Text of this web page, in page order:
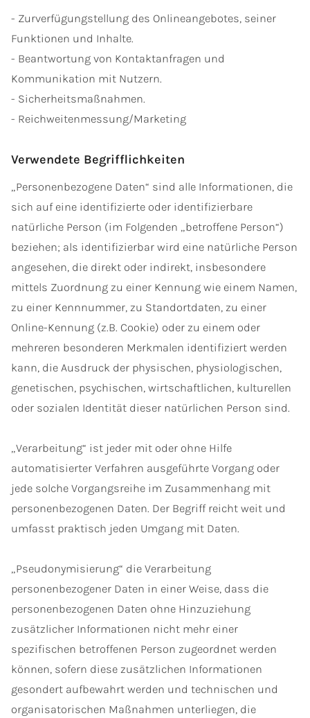
- Zurverfügungstellung des Onlineangebotes, seiner
Funktionen und Inhalte.
- Beantwortung von Kontaktanfragen und
Kommunikation mit Nutzern.
- Sicherheitsmaßnahmen.
- Reichweitenmessung/Marketing
Verwendete Begrifflichkeiten
„Personenbezogene Daten“ sind alle Informationen, die
sich auf eine identifizierte oder identifizierbare
natürliche Person (im Folgenden „betroffene Person“)
beziehen; als identifizierbar wird eine natürliche Person
angesehen, die direkt oder indirekt, insbesondere
mittels Zuordnung zu einer Kennung wie einem Namen,
zu einer Kennnummer, zu Standortdaten, zu einer
Online-Kennung (z.B. Cookie) oder zu einem oder
mehreren besonderen Merkmalen identifiziert werden
kann, die Ausdruck der physischen, physiologischen,
genetischen, psychischen, wirtschaftlichen, kulturellen
oder sozialen Identität dieser natürlichen Person sind.
„Verarbeitung“ ist jeder mit oder ohne Hilfe
automatisierter Verfahren ausgeführte Vorgang oder
jede solche Vorgangsreihe im Zusammenhang mit
personenbezogenen Daten. Der Begriff reicht weit und
umfasst praktisch jeden Umgang mit Daten.
„Pseudonymisierung“ die Verarbeitung
personenbezogener Daten in einer Weise, dass die
personenbezogenen Daten ohne Hinzuziehung
zusätzlicher Informationen nicht mehr einer
spezifischen betroffenen Person zugeordnet werden
können, sofern diese zusätzlichen Informationen
gesondert aufbewahrt werden und technischen und
organisatorischen Maßnahmen unterliegen, die